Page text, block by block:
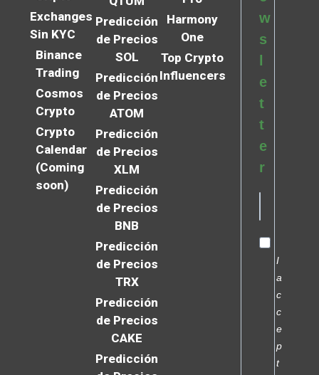
Exchanges
Sin KYC
Binance
Trading
Cosmos
Crypto
Crypto
Calendar
(Coming
soon)
Predicción
de Precios
SOL
Predicción
de Precios
ATOM
Predicción
de Precios
XLM
Predicción
de Precios
BNB
Predicción
de Precios
TRX
Predicción
de Precios
CAKE
Predicción
Harmony
One
Top Crypto
Influencers
w
s
e
t
t
e
r
I
a
c
c
e
p
t